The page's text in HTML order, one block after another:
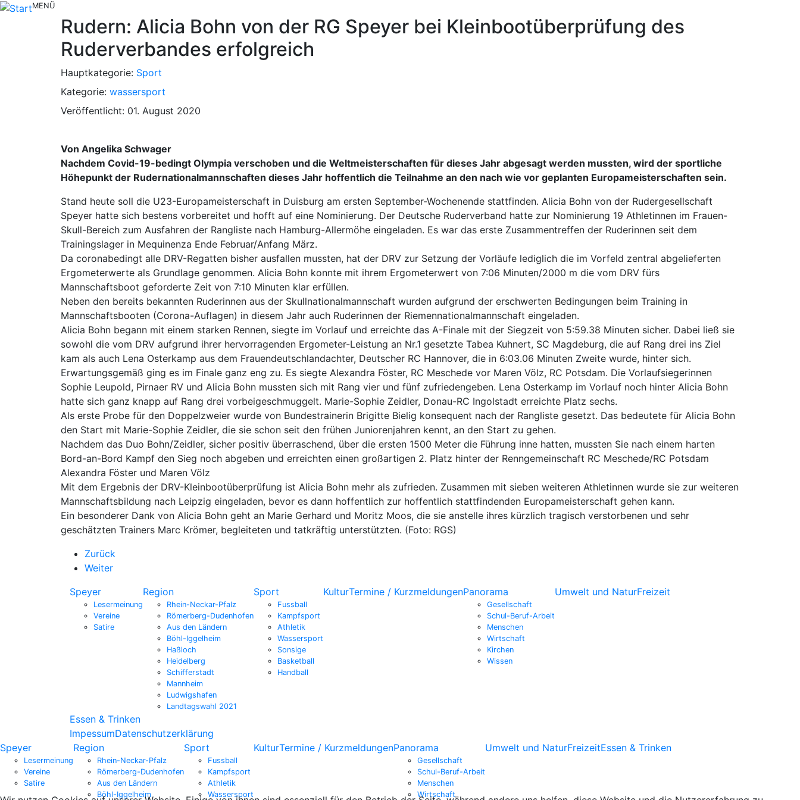
MENÜ
Rudern: Alicia Bohn von der RG Speyer bei Kleinbootüberprüfung des
Ruderverbandes erfolgreich
Hauptkategorie: Sport
Kategorie: wassersport
Veröffentlicht: 01. August 2020
Von Angelika Schwager
Nachdem Covid-19-bedingt Olympia verschoben und die Weltmeisterschaften für dieses Jahr abgesagt werden mussten, wird der sportliche
Höhepunkt der Rudernationalmannschaften dieses Jahr hoffentlich die Teilnahme an den nach wie vor geplanten Europameisterschaften sein.
Stand heute soll die U23-Europameisterschaft in Duisburg am ersten September-Wochenende stattfinden. Alicia Bohn von der Rudergesellschaft
Speyer hatte sich bestens vorbereitet und hofft auf eine Nominierung. Der Deutsche Ruderverband hatte zur Nominierung 19 Athletinnen im Frauen-
Skull-Bereich zum Ausfahren der Rangliste nach Hamburg-Allermöhe eingeladen. Es war das erste Zusammentreffen der Ruderinnen seit dem
Trainingslager in Mequinenza Ende Februar/Anfang März.
Da coronabedingt alle DRV-Regatten bisher ausfallen mussten, hat der DRV zur Setzung der Vorläufe lediglich die im Vorfeld zentral abgelieferten
Ergometerwerte als Grundlage genommen. Alicia Bohn konnte mit ihrem Ergometerwert von 7:06 Minuten/2000 m die vom DRV fürs
Mannschaftsboot geforderte Zeit von 7:10 Minuten klar erfüllen.
Neben den bereits bekannten Ruderinnen aus der Skullnationalmannschaft wurden aufgrund der erschwerten Bedingungen beim Training in
Mannschaftsbooten (Corona-Auflagen) in diesem Jahr auch Ruderinnen der Riemennationalmannschaft eingeladen.
Alicia Bohn begann mit einem starken Rennen, siegte im Vorlauf und erreichte das A-Finale mit der Siegzeit von 5:59.38 Minuten sicher. Dabei ließ sie
sowohl die vom DRV aufgrund ihrer hervorragenden Ergometer-Leistung an Nr.1 gesetzte Tabea Kuhnert, SC Magdeburg, die auf Rang drei ins Ziel
kam als auch Lena Osterkamp aus dem Frauendeutschlandachter, Deutscher RC Hannover, die in 6:03.06 Minuten Zweite wurde, hinter sich.
Erwartungsgemäß ging es im Finale ganz eng zu. Es siegte Alexandra Föster, RC Meschede vor Maren Völz, RC Potsdam. Die Vorlaufsiegerinnen
Sophie Leupold, Pirnaer RV und Alicia Bohn mussten sich mit Rang vier und fünf zufriedengeben. Lena Osterkamp im Vorlauf noch hinter Alicia Bohn
hatte sich ganz knapp auf Rang drei vorbeigeschmuggelt. Marie-Sophie Zeidler, Donau-RC Ingolstadt erreichte Platz sechs.
Als erste Probe für den Doppelzweier wurde von Bundestrainerin Brigitte Bielig konsequent nach der Rangliste gesetzt. Das bedeutete für Alicia Bohn
den Start mit Marie-Sophie Zeidler, die sie schon seit den frühen Juniorenjahren kennt, an den Start zu gehen.
Nachdem das Duo Bohn/Zeidler, sicher positiv überraschend, über die ersten 1500 Meter die Führung inne hatten, mussten Sie nach einem harten
Bord-an-Bord Kampf den Sieg noch abgeben und erreichten einen großartigen 2. Platz hinter der Renngemeinschaft RC Meschede/RC Potsdam
Alexandra Föster und Maren Völz
Mit dem Ergebnis der DRV-Kleinbootüberprüfung ist Alicia Bohn mehr als zufrieden. Zusammen mit sieben weiteren Athletinnen wurde sie zur weiteren
Mannschaftsbildung nach Leipzig eingeladen, bevor es dann hoffentlich zur hoffentlich stattfindenden Europameisterschaft gehen kann.
Ein besonderer Dank von Alicia Bohn geht an Marie Gerhard und Moritz Moos, die sie anstelle ihres kürzlich tragisch verstorbenen und sehr
geschätzten Trainers Marc Krömer, begleiteten und tatkräftig unterstützten. (Foto: RGS)
Zurück
Weiter
Speyer
Lesermeinung
Vereine
Satire
Region
Rhein-Neckar-Pfalz
Römerberg-Dudenhofen
Aus den Ländern
Böhl-Iggelheim
Haßloch
Heidelberg
Schifferstadt
Mannheim
Ludwigshafen
Landtagswahl 2021
Sport
Fussball
Kampfsport
Athletik
Wassersport
Sonsige
Basketball
Handball
KulturTermine / KurzmeldungenPanorama
Gesellschaft
Schul-Beruf-Arbeit
Menschen
Wirtschaft
Kirchen
Wissen
Umwelt und NaturFreizeit
Essen & Trinken
ImpessumDatenschutzerklärung
Speyer
Lesermeinung
Vereine
Satire
Region
Rhein-Neckar-Pfalz
Römerberg-Dudenhofen
Aus den Ländern
Böhl-Iggelheim
Sport
Fussball
Kampfsport
Athletik
Wassersport
KulturTermine / KurzmeldungenPanorama
Gesellschaft
Schul-Beruf-Arbeit
Menschen
Wirtschaft
Umwelt und NaturFreizeitEssen & Trinken